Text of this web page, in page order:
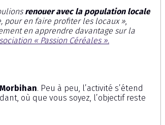
renouer avec la population locale
pour en faire profiter les locaux »,
en apprendre davantage sur la
« Passion Céréales ».
. Peu à peu, l’activité s’étend
où que vous soyez, l’objectif reste